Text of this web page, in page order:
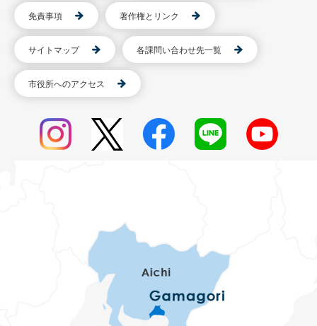
免責事項 著作権とリンク
サイトマップ 各課問い合わせ先一覧
市役所へのアクセス